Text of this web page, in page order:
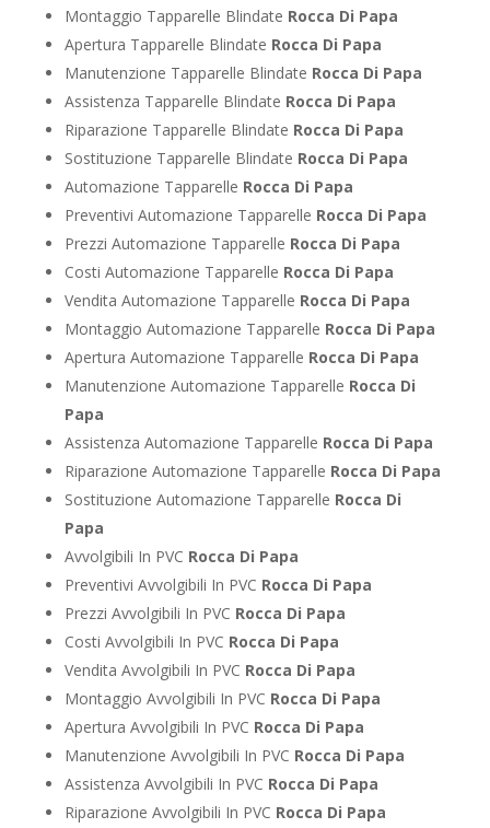
Montaggio Tapparelle Blindate Rocca Di Papa
Apertura Tapparelle Blindate Rocca Di Papa
Manutenzione Tapparelle Blindate Rocca Di Papa
Assistenza Tapparelle Blindate Rocca Di Papa
Riparazione Tapparelle Blindate Rocca Di Papa
Sostituzione Tapparelle Blindate Rocca Di Papa
Automazione Tapparelle Rocca Di Papa
Preventivi Automazione Tapparelle Rocca Di Papa
Prezzi Automazione Tapparelle Rocca Di Papa
Costi Automazione Tapparelle Rocca Di Papa
Vendita Automazione Tapparelle Rocca Di Papa
Montaggio Automazione Tapparelle Rocca Di Papa
Apertura Automazione Tapparelle Rocca Di Papa
Manutenzione Automazione Tapparelle Rocca Di
Papa
Assistenza Automazione Tapparelle Rocca Di Papa
Riparazione Automazione Tapparelle Rocca Di Papa
Sostituzione Automazione Tapparelle Rocca Di
Papa
Avvolgibili In PVC Rocca Di Papa
Preventivi Avvolgibili In PVC Rocca Di Papa
Prezzi Avvolgibili In PVC Rocca Di Papa
Costi Avvolgibili In PVC Rocca Di Papa
Vendita Avvolgibili In PVC Rocca Di Papa
Montaggio Avvolgibili In PVC Rocca Di Papa
Apertura Avvolgibili In PVC Rocca Di Papa
Manutenzione Avvolgibili In PVC Rocca Di Papa
Assistenza Avvolgibili In PVC Rocca Di Papa
Riparazione Avvolgibili In PVC Rocca Di Papa